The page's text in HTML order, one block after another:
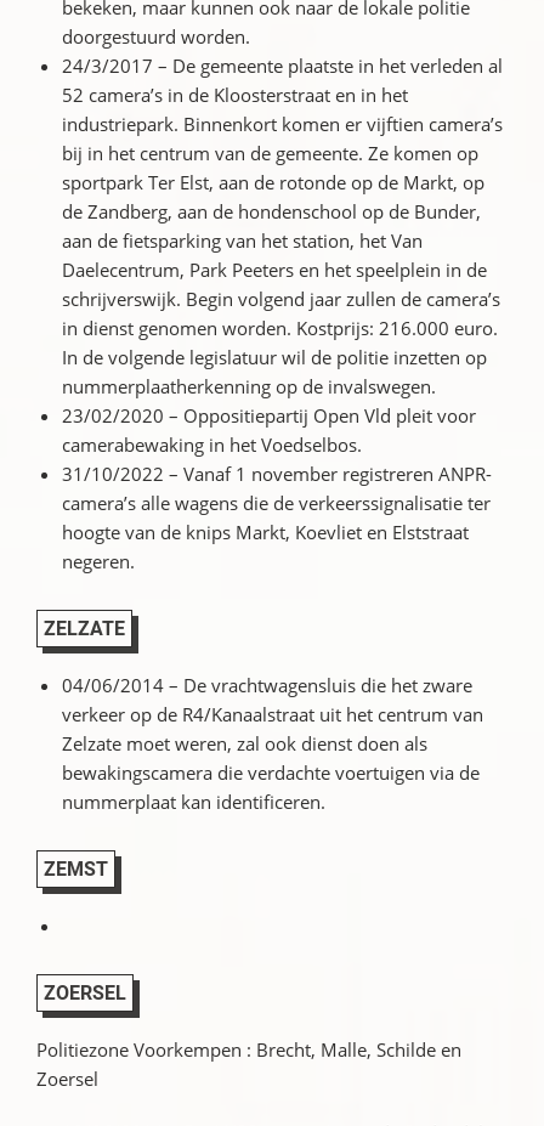
bekeken, maar kunnen ook naar de lokale politie
doorgestuurd worden.
24/3/2017 – De gemeente plaatste in het verleden al
52 camera’s in de Kloosterstraat en in het
industriepark. Binnenkort komen er vijftien camera’s
bij in het centrum van de gemeente. Ze komen op
sportpark Ter Elst, aan de rotonde op de Markt, op
de Zandberg, aan de hondenschool op de Bunder,
aan de fietsparking van het station, het Van
Daelecentrum, Park Peeters en het speelplein in de
schrijverswijk. Begin volgend jaar zullen de camera’s
in dienst genomen worden. Kostprijs: 216.000 euro.
In de volgende legislatuur wil de politie inzetten op
nummerplaatherkenning op de invalswegen.
23/02/2020 – Oppositiepartij Open Vld pleit voor
camerabewaking in het Voedselbos.
31/10/2022 – Vanaf 1 november registreren ANPR-
camera’s alle wagens die de verkeerssignalisatie ter
hoogte van de knips Markt, Koevliet en Elststraat
negeren.
ZELZATE
04/06/2014 – De vrachtwagensluis die het zware
verkeer op de R4/Kanaalstraat uit het centrum van
Zelzate moet weren, zal ook dienst doen als
bewakingscamera die verdachte voertuigen via de
nummerplaat kan identificeren.
ZEMST
ZOERSEL
Politiezone Voorkempen : Brecht, Malle, Schilde en
Zoersel